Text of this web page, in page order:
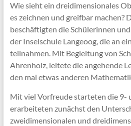
Wie sieht ein dreidimensionales
es zeichnen und greifbar machen?
beschäftigten die Schülerinnen
der Inselschule Langeoog, die an
teilnahmen. Mit Begleitung von
Ahrenholz, leitete die angehende
den mal etwas anderen
Mit viel Vorfreude starteten die 9-
erarbeiteten zunächst den
zweidimensionalen und